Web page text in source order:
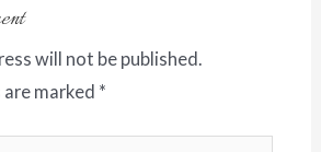
will not be published.
marked *